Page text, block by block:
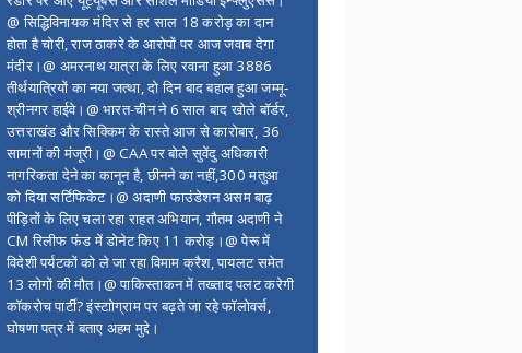
@ सिद्धिविनायक मंदिर से हर साल 18 करोड़ का दान
होता है चोरी, राज ठाकरे के आरोपों पर आज जवाब देगा
मंदीर।@ अमरनाथ यात्रा के लिए रवाना हुआ 3886
तीर्थयात्रियों का नया जत्था, दो दिन बाद बहाल हुआ जम्मू-
श्रीनगर हाईवे।@ भारत-चीन ने 6 साल बाद खोले बॉर्डर,
उत्तराखंड और सिक्किम के रास्ते आज से कारोबार, 36
सामानों की मंजूरी।@ CAA पर बोले सुवेंदु अधिकारी
नागरिकता देने का कानून है, छीनने का नहीं,300 मतुआ
को दिया सर्टिफिकेट।@ अदाणी फाउंडेशन असम बाढ़
पीड़ितों के लिए चला रहा राहत अभियान, गौतम अदाणी ने
CM रिलीफ फंड में डोनेट किए 11 करोड़।@ पेरू में
विदेशी पर्यटकों को ले जा रहा विमाम क्रैश, पायलट समेत
13 लोगों की मौत।@ पाकिस्ताकन में तख्ताद पलट करेगी
कॉकरोच पार्टी? इंस्टाोग्राम पर बढ़ते जा रहे फॉलोवर्स,
घोषणा पत्र में बताए अहम मुद्दे।